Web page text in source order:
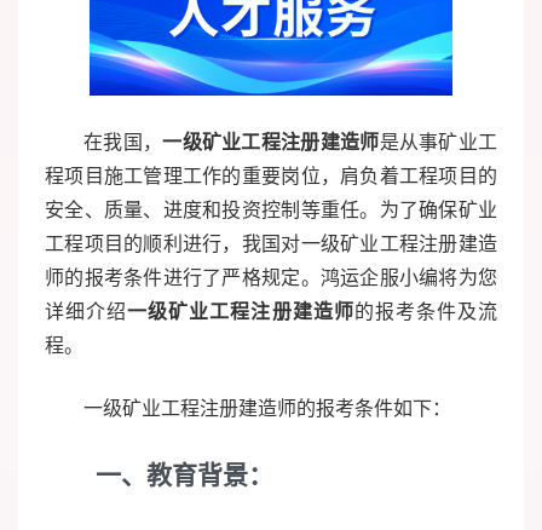
在我国，一级矿业工程注册建造师是从事矿业工
程项目施工管理工作的重要岗位，肩负着工程项目的
安全、质量、进度和投资控制等重任。为了确保矿业
工程项目的顺利进行，我国对一级矿业工程注册建造
师的报考条件进行了严格规定。鸿运企服小编将为您
详细介绍一级矿业工程注册建造师的报考条件及流
程。
一级矿业工程注册建造师的报考条件如下：
一、 教育背景：